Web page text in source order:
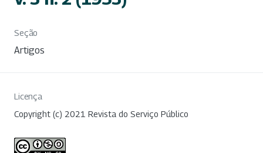
Seção
Artigos
Licença
Copyright (c) 2021 Revista do Serviço Público